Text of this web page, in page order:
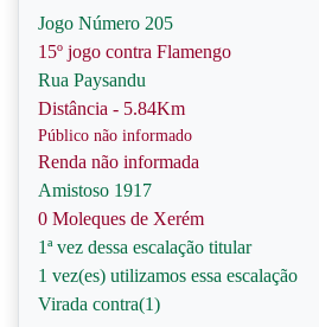
Jogo Número 205
15º jogo contra Flamengo
Rua Paysandu
Distância - 5.84Km
Público não informado
Renda não informada
Amistoso 1917
0 Moleques de Xerém
1ª vez dessa escalação titular
1 vez(es) utilizamos essa escalação
Virada contra(1)